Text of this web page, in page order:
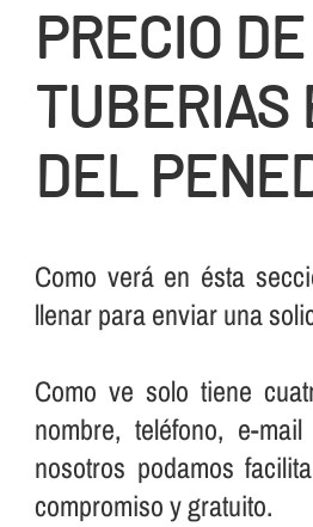
PRECIO
TUBERIAS
DEL
Como verá en ésta
llenar para enviar una
Como ve solo tiene
nombre, teléfono, e-
nosotros podamos
compromiso y gratuito.